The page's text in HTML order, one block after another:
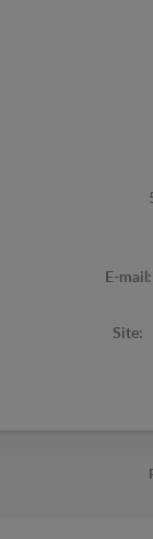
E-mail:
Site: